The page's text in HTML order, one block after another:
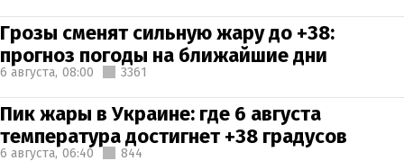
Грозы сменят сильную жару до +38:
прогноз погоды на ближайшие дни
6 августа, 08:00 3361
Пик жары в Украине: где 6 августа
температура достигнет +38 градусов
6 августа, 06:40 844